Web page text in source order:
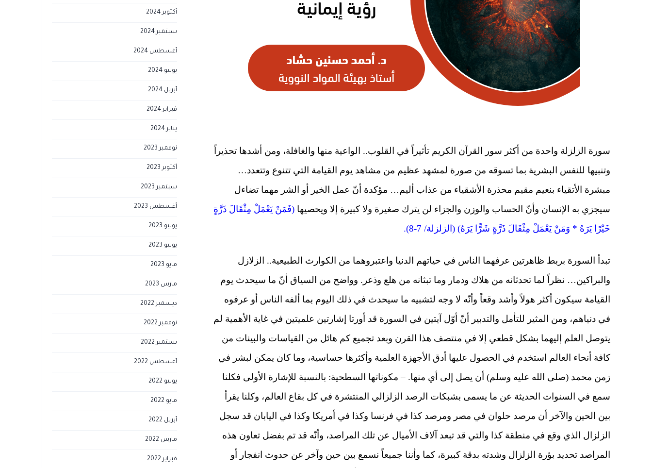
سورة الزلزلة واحدة من أكثر سور القرآن الكريم تأثيراً في القلوب.. الواعية منها والغافلة، ومن أشدها تحذيراً
وتنبيها للنفس البشرية بما تسوقه من صورة لمشهد عظيم من مشاهد يوم القيامة التي تتنوع وتتعدد…
مبشرة الأتقياء بنعيم مقيم محذرة الأشقياء من عذاب أليم… مؤكدة أنّ عمل الخير أو الشر مهما تضاءل
سيجزي به الإنسان وأنّ الحساب والوزن والجزاء لن يترك صغيرة ولا كبيرة إلا ويحصيها (فَمَنْ يَعْمَلْ مِثْقَالَ ذَرَّةٍ
خَيْرًا يَرَهُ * وَمَنْ يَعْمَلْ مِثْقَالَ ذَرَّةٍ شَرًّا يَرَهُ) (الزلزلة/ 7-8).
تبدأ السورة بربط ظاهرتين عرفهما الناس في حياتهم الدنيا واعتبروهما من الكوارث الطبيعية.. الزلازل
والبراكين… نظراً لما تحدثانه من هلاك ودمار وما تبثانه من هلع وذعر. وواضح من السياق أنّ ما سيحدث يوم
القيامة سيكون أكثر هولاً وأشد وقعاً وأنّه لا وجه لتشبيه ما سيحدث في ذلك اليوم بما ألفه الناس أو عرفوه
في دنياهم، ومن المثير للتأمل والتدبير أنّ أوّل آيتين في السورة قد أورتا إشارتين علميتين في غاية الأهمية لم
يتوصل العلم إليهما بشكل قطعي إلا في منتصف هذا القرن وبعد تجميع كم هائل من القياسات والبينات من
كافة أنحاء العالم استخدم في الحصول عليها أدق الأجهزة العلمية وأكثرها حساسية، وما كان يمكن لبشر في
زمن محمد (صلى الله عليه وسلم) أن يصل إلى أي منها. – مكوناتها السطحية: بالنسبة للإشارة الأولى فكلنا
سمع في السنوات الحديثة عن ما يسمى بشبكات الرصد الزلزالي المنتشرة في كل بقاع العالم، وكلنا يقرأ
بين الحين والآخر أن مرصد حلوان في مصر ومرصد كذا في فرنسا وكذا في أمريكا وكذا في اليابان قد سجل
الزلزال الذي وقع في منطقة كذا والتي قد تبعد آلاف الأميال عن تلك المراصد، وأنّه قد تم بفضل تعاون هذه
المراصد تحديد بؤرة الزلزال وشدته بدقة كبيرة، كما وأننا جميعاً نسمع بين حين وآخر عن حدوث انفجار أو
أكتوبر 2024
سبتمبر 2024
أغسطس 2024
يونيو 2024
أبريل 2024
فبراير 2024
يناير 2024
نوفمبر 2023
أكتوبر 2023
سبتمبر 2023
أغسطس 2023
يوليو 2023
يونيو 2023
مايو 2023
مارس 2023
ديسمبر 2022
نوفمبر 2022
سبتمبر 2022
أغسطس 2022
يوليو 2022
مايو 2022
أبريل 2022
مارس 2022
فبراير 2022